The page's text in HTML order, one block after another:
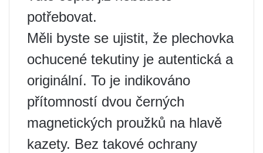
potřebovat.
Měli byste se ujistit, že plechovka
ochucené tekutiny je autentická a
originální. To je indikováno
přítomností dvou černých
magnetických proužků na hlavě
kazety. Bez takové ochrany